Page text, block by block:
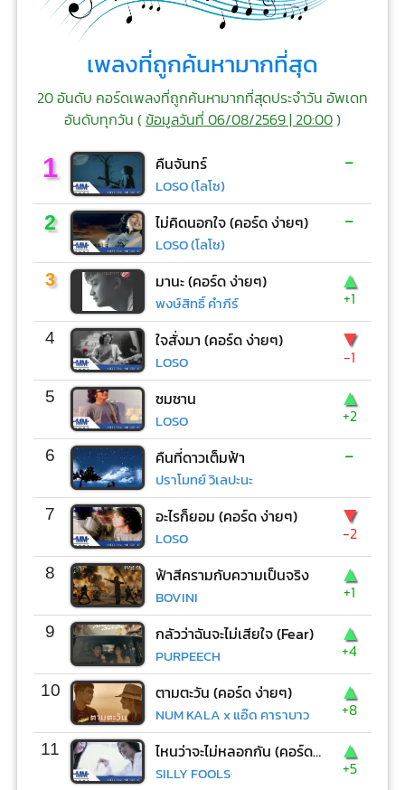
เพลงที่ถูกค้นหามากที่สุด
20 อันดับ คอร์ดเพลงที่ถูกค้นหามากที่สุดประจำวัน อัพเดท
อันดับทุกวัน (ข้อมูลวันที่ 06/08/2569 | 20:00)
1 คืนจันทร์
LOSO (โลโซ)
-
2 ไม่คิดนอกใจ (คอร์ด ง่ายๆ)
LOSO (โลโซ)
-
3 มานะ (คอร์ด ง่ายๆ)
พงษ์สิทธิ์ คำภีร์
▲
+1
4 ใจสั่งมา (คอร์ด ง่ายๆ)
LOSO
▼
-1
5 ซมซาน
LOSO
▲
+2
6 คืนที่ดาวเต็มฟ้า
ปราโมทย์ วิเลปะนะ
-
7 อะไรก็ยอม (คอร์ด ง่ายๆ)
LOSO
▼
-2
8 ฟ้าสีครามกับความเป็นจริง
BOVINI
▲
+1
9 กลัวว่าฉันจะไม่เสียใจ (Fear)
PURPEECH
▲
+4
10 ตามตะวัน (คอร์ด ง่ายๆ)
NUM KALA x แอ๊ด คาราบาว
▲
+8
11 ไหนว่าจะไม่หลอกกัน (คอร์ด ง่ายๆ)
SILLY FOOLS
▲
+5